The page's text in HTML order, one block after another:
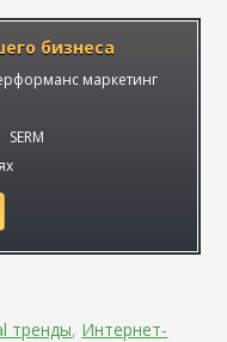
бизнеса
маркетинг
SERM
тренды, Интернет-